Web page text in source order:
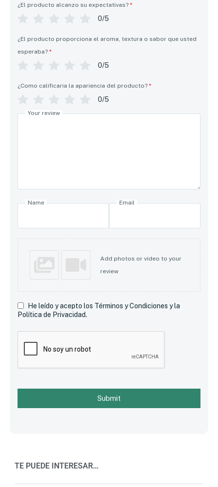
¿El producto alcanzo su expectativas? *
0/5
¿El producto proporciona el aroma, textura o sabor que usted
esperaba? *
0/5
¿Como calificaria la apariencia del producto? *
0/5
Your review
Name Email
Add photos or video to your
review
He leído y acepto los Términos y Condiciones y la
Política de Privacidad.
Submit
TE PUEDE INTERESAR…